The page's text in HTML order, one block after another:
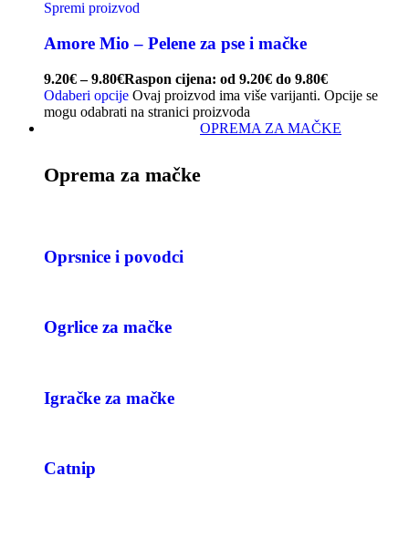
Spremi proizvod
Amore Mio – Pelene za pse i mačke
9.20€ – 9.80€Raspon cijena: od 9.20€ do 9.80€
Odaberi opcije Ovaj proizvod ima više varijanti. Opcije se
mogu odabrati na stranici proizvoda
OPREMA ZA MAČKE
Oprema za mačke
Oprsnice i povodci
Ogrlice za mačke
Igračke za mačke
Catnip